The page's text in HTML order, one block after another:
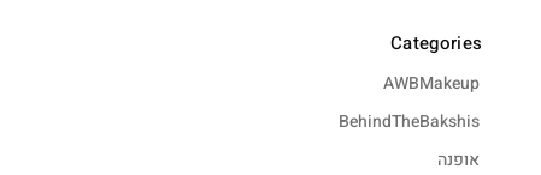
Categories
AWBMakeup
BehindTheBakshis
אופנה